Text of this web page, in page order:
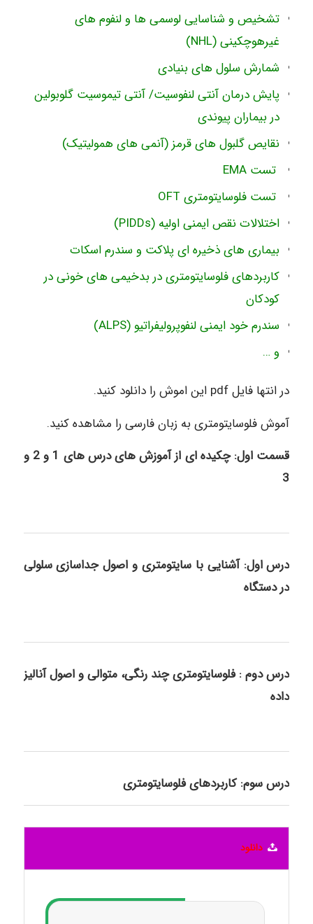
تشخیص و شناسایی لوسمی ها و لنفوم های
غیرهوچکینی (NHL)
شمارش سلول های بنیادی
پایش درمان آنتی لنفوسیت/ آنتی تیموسیت گلوبولین
در بیماران پیوندی
نقایص گلبول های قرمز (آنمی های همولیتیک)
تست EMA
تست فلوسایتومتری OFT
اختلالات نقص ایمنی اولیه (PIDDs)
بیماری های ذخیره ای پلاکت و سندرم اسکات
کاربردهای فلوسایتومتری در بدخیمی های خونی در
کودکان
سندرم خود ایمنی لنفوپرولیفراتیو (ALPS)
و …
در انتها فایل pdf این اموش را دانلود کنید.
آموش فلوسایتومتری به زبان فارسی را مشاهده کنید.
قسمت اول: چکیده ای از آموزش های درس های 1 و 2 و
3
درس اول: آشنایی با سایتومتری و اصول جداسازی سلولی
در دستگاه
درس دوم : فلوسایتومتری چند رنگی، متوالی و اصول آنالیز
داده
درس سوم: کاربردهای فلوسایتومتری
دانلود